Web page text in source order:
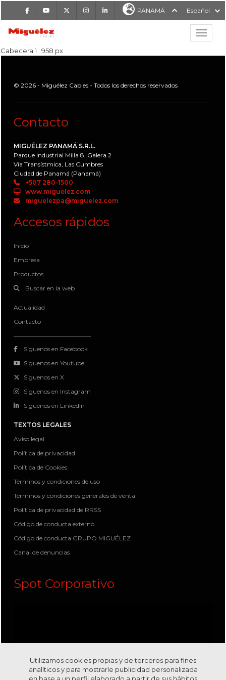
FacebookYoutube InstagramLinkedIn PANAMÁ Español
MIGUÉLEZ CABLES
Cabecera 1 : 958 px
© 2026 - Miguélez Cables - Todos los derechos reservados
Contacto
MIGUÉLEZ PANAMÁ S.R.L.
Parque Industrial Milla 8, Galera 2
Vía Transístmica, Las Cumbres
Ciudad de Panamá (Panamá)
+507 280-1500
www.miguelez.com
miguelezpa@miguelez.com
Accesos rápidos
Inicio
Empresa
Productos
Buscar en la web
Actualidad
Contacto
Siguenos en Facebook
Siguenos en Youtube
Siguenos en X
Siguenos en Instagram
Siguenos en LinkedIn
TEXTOS LEGALES
Aviso legal
Política de privacidad
Política de Cookies
Términos y condiciones de uso
Términos y condiciones generales de venta
Política de privacidad de RRSS
Código de conducta externo
Código de conducta GRUPO MIGUÉLEZ
Canal de denuncias
Spot Corporativo
Utilizamos cookies propias y de terceros para fines
analíticos y para mostrarle publicidad personalizada